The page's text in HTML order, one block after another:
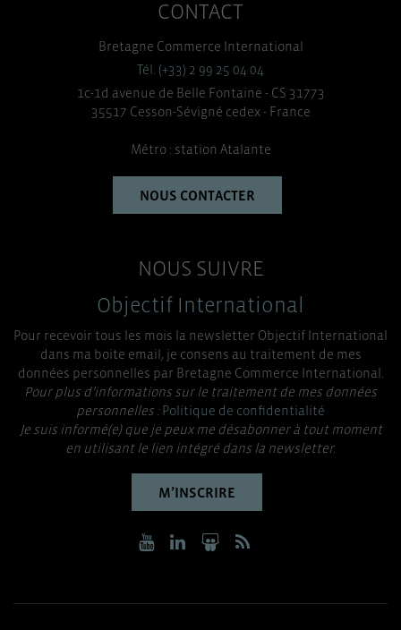
CONTACT
Bretagne Commerce International
Tél. (+33) 2 99 25 04 04
1c-1d avenue de Belle Fontaine - CS 31773
35517 Cesson-Sévigné cedex - France
Métro : station Atalante
NOUS CONTACTER
NOUS SUIVRE
Objectif International
Pour recevoir tous les mois la newsletter Objectif International
dans ma boite email, je consens au traitement de mes
données personnelles par Bretagne Commerce International.
Pour plus d’informations sur le traitement de mes données
personnelles :Politique de confidentialité
Je suis informé(e) que je peux me désabonner à tout moment
en utilisant le lien intégré dans la newsletter.
M’INSCRIRE